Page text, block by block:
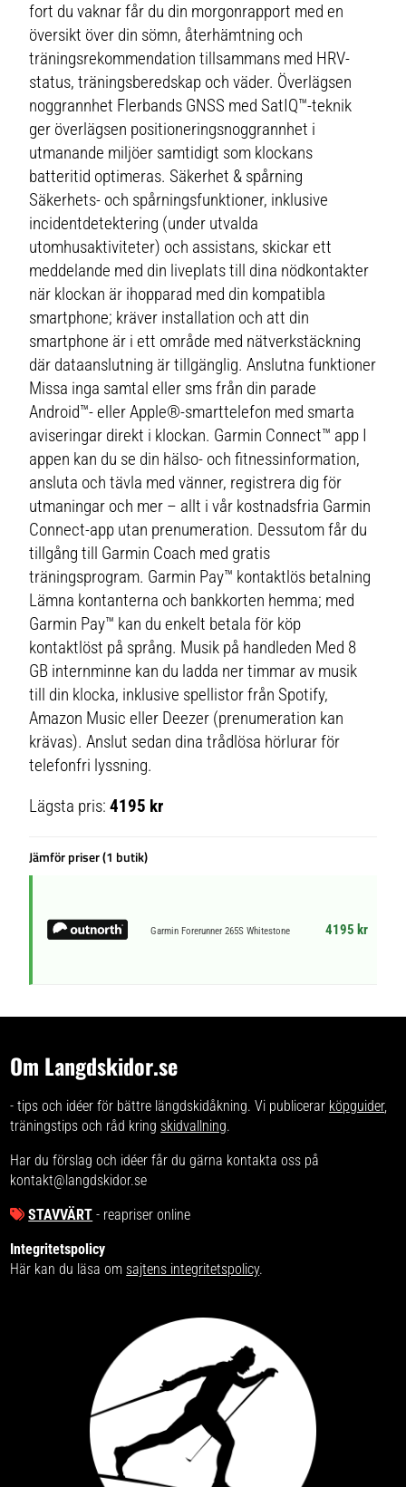
fort du vaknar får du din morgonrapport med en
översikt över din sömn, återhämtning och
träningsrekommendation tillsammans med HRV-
status, träningsberedskap och väder. Överlägsen
noggrannhet Flerbands GNSS med SatIQ™-teknik
ger överlägsen positioneringsnoggrannhet i
utmanande miljöer samtidigt som klockans
batteritid optimeras. Säkerhet & spårning
Säkerhets- och spårningsfunktioner, inklusive
incidentdetektering (under utvalda
utomhusaktiviteter) och assistans, skickar ett
meddelande med din liveplats till dina nödkontakter
när klockan är ihopparad med din kompatibla
smartphone; kräver installation och att din
smartphone är i ett område med nätverkstäckning
där dataanslutning är tillgänglig. Anslutna funktioner
Missa inga samtal eller sms från din parade
Android™- eller Apple®-smarttelefon med smarta
aviseringar direkt i klockan. Garmin Connect™ app I
appen kan du se din hälso- och fitnessinformation,
ansluta och tävla med vänner, registrera dig för
utmaningar och mer – allt i vår kostnadsfria Garmin
Connect-app utan prenumeration. Dessutom får du
tillgång till Garmin Coach med gratis
träningsprogram. Garmin Pay™ kontaktlös betalning
Lämna kontanterna och bankkorten hemma; med
Garmin Pay™ kan du enkelt betala för köp
kontaktlöst på språng. Musik på handleden Med 8
GB internminne kan du ladda ner timmar av musik
till din klocka, inklusive spellistor från Spotify,
Amazon Music eller Deezer (prenumeration kan
krävas). Anslut sedan dina trådlösa hörlurar för
telefonfri lyssning.
Lägsta pris:4195 kr
Jämför priser (1 butik)
Garmin Forerunner 265S Whitestone 4195 kr
Om Langdskidor.se
- tips och idéer för bättre längdskidåkning. Vi publicerar köpguider,
träningstips och råd kring skidvallning.
Har du förslag och idéer får du gärna kontakta oss på
kontakt@langdskidor.se
STAVVÄRT - reapriser online
Integritetspolicy
Här kan du läsa om sajtens integritetspolicy.